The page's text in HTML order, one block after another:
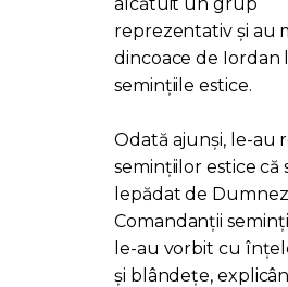
reprezentativ și au
dincoace de Iordan
semințiile estice.
Odată ajunși, le-au
semințiilor estice că
lepădat de
Comandanții
le-au vorbit cu
și blândețe,